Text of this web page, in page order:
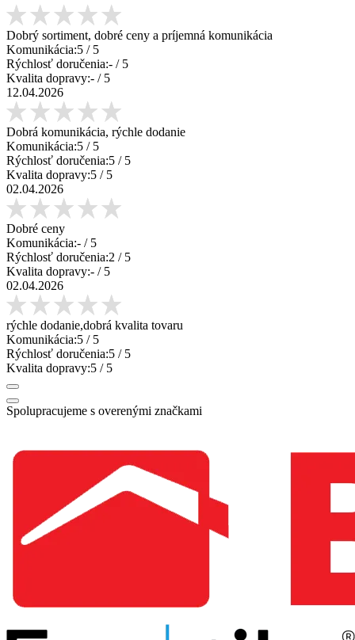
Dobrý sortiment, dobré ceny a príjemná komunikácia
Komunikácia:5 / 5
Rýchlosť doručenia:- / 5
Kvalita dopravy:- / 5
12.04.2026
Dobrá komunikácia, rýchle dodanie
Komunikácia:5 / 5
Rýchlosť doručenia:5 / 5
Kvalita dopravy:5 / 5
02.04.2026
Dobré ceny
Komunikácia:- / 5
Rýchlosť doručenia:2 / 5
Kvalita dopravy:- / 5
02.04.2026
rýchle dodanie,dobrá kvalita tovaru
Komunikácia:5 / 5
Rýchlosť doručenia:5 / 5
Kvalita dopravy:5 / 5
Spolupracujeme s overenými značkami